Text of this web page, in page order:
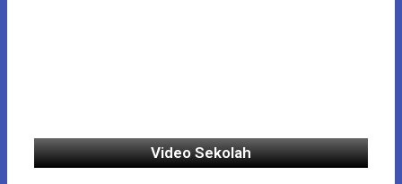
Video Sekolah